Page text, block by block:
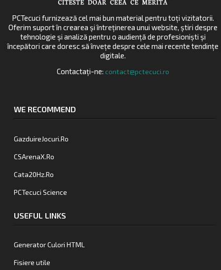
PCTecuci furnizează cel mai bun material pentru toți vizitatorii.
Oferim suport în crearea și întreținerea unui website, știri despre
tehnologie și analiză pentru o audiență de profesioniști și
începători care doresc să învețe despre cele mai recente tendințe
digitale.
Contactați-ne: contact@pctecuci.ro
WE RECOMMEND
GazduireJocuri.Ro
CSArenaX.Ro
Cata20Hz.Ro
PCTecuci Science
USEFUL LINKS
Generator Culori HTML
Fisiere utile